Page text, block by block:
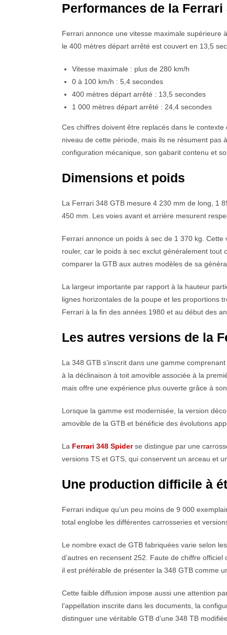
Performances de la Ferrari
Ferrari annonce une vitesse maximale supérieure
le 400 mètres départ arrêté est couvert en 13,5
Vitesse maximale : plus de 280 km/h
0 à 100 km/h : 5,4 secondes
400 mètres départ arrêté : 13,5 secondes
1 000 mètres départ arrêté : 24,4 secondes
Ces chiffres doivent être replacés dans le
niveau de cette période, mais ils ne résument pas
configuration mécanique, son gabarit contenu et
Dimensions et poids
La Ferrari 348 GTB mesure 4 230 mm de long, 1
450 mm. Les voies avant et arrière mesurent
Ferrari annonce un poids à sec de 1 370 kg.
rouler, car le poids à sec exclut généralement
comparer la GTB aux autres modèles de sa
La largeur importante par rapport à la hauteur
lignes horizontales de la poupe et les proportions
Ferrari à la fin des années 1980 et au début des
Les autres versions de la
La 348 GTB s’inscrit dans une gamme
à la déclinaison à toit amovible associée à la
mais offre une expérience plus ouverte grâce à
Lorsque la gamme est modernisée, la version
amovible de la GTB et bénéficie des évolutions
La Ferrari 348 Spiderse distingue par une
versions TS et GTS, qui conservent un arceau et
Une production difficile à
Ferrari indique qu’un peu moins de 9 000
total englobe les différentes carrosseries et
Le nombre exact de GTB fabriquées varie selon
d’autres en recensent 252. Faute de chiffre
il est préférable de présenter la 348 GTB comme
Cette faible diffusion impose aussi une attention
l’appellation inscrite dans les documents, la
distinguer une véritable GTB d’une 348 TB